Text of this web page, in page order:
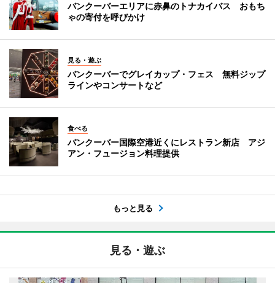
バンクーバーエリアに赤鼻のトナカイバス おもち
ゃの寄付を呼びかけ
見る・遊ぶ
バンクーバーでグレイカップ・フェス 無料ジップ
ラインやコンサートなど
食べる
バンクーバー国際空港近くにレストラン新店 アジ
アン・フュージョン料理提供
もっと見る
見る・遊ぶ